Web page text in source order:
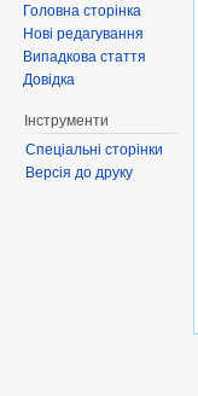
Головна сторінка
Нові редагування
Випадкова стаття
Довідка
Інструменти
Спеціальні сторінки
Версія до друку